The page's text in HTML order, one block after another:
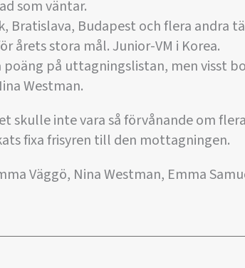
som väntar.
Bratislava, Budapest och flera andra
årets stora mål. Junior-VM i Korea.
poäng på uttagningslistan, men visst
Westman.
skulle inte vara så förvånande om
fixa frisyren till den mottagningen.
Väggö, Nina Westman, Emma